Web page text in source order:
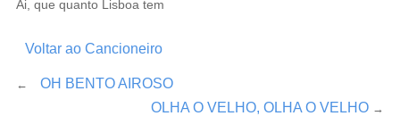
Ai, que quanto Lisboa tem
Voltar ao Cancioneiro
←
OH BENTO AIROSO
OLHA O VELHO, OLHA O VELHO →